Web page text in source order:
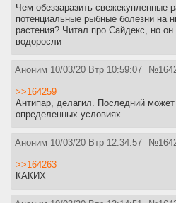
Чем обеззаразить свежекупленные
потенциальные рыбные болезни на
растения? Читал про Сайдекс, но он
водоросли
Аноним 10/03/20 Втр 10:59:07 №
>>164259
Антипар, делагил. Последний может
определенных условиях.
Аноним 10/03/20 Втр 12:34:57 №
>>164263
КАКИХ